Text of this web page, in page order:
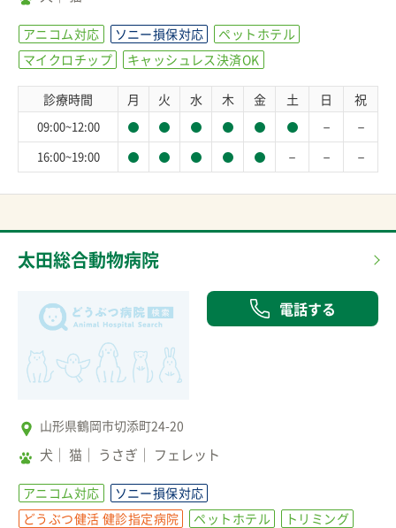
アニコム対応 ソニー損保対応
ペットホテル
マイクロチップ
キャッシュレス決済OK
診療時間 月 火 水 木 金 土 日 祝
09:00~12:00 － －
16:00~19:00 － － －
太田総合動物病院
電話する
山形県鶴岡市切添町24-20
犬 猫 うさぎ フェレット
アニコム対応
ソニー損保対応
どうぶつ健活 健診指定病院
ペットホテル
トリミング